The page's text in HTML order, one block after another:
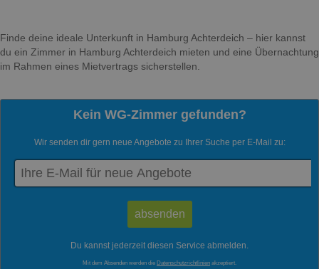
Finde deine ideale Unterkunft in Hamburg Achterdeich – hier kannst
du ein Zimmer in Hamburg Achterdeich mieten und eine Übernachtung
im Rahmen eines Mietvertrags sicherstellen.
Kein WG-Zimmer gefunden?
Wir senden dir gern neue Angebote zu Ihrer Suche per E-Mail zu:
Du kannst jederzeit diesen Service abmelden.
Mit dem Absenden werden die Datenschutzrichtlinien akzeptiert.